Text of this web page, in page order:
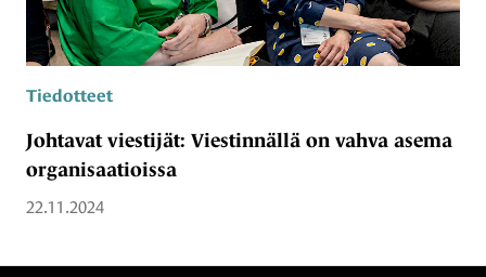
Tiedotteet
Johtavat viestijät: Viestinnällä on vahva asema
organisaatioissa
22.11.2024